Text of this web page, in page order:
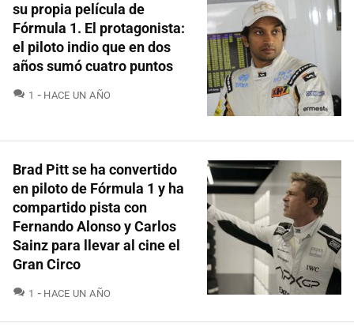
su propia película de
Fórmula 1. El protagonista:
el piloto indio que en dos
años sumó cuatro puntos
1 COMENTARIOS
HACE UN AÑO
Brad Pitt se ha convertido
en piloto de Fórmula 1 y ha
compartido pista con
Fernando Alonso y Carlos
Sainz para llevar al cine el
Gran Circo
1 COMENTARIOS
HACE UN AÑO